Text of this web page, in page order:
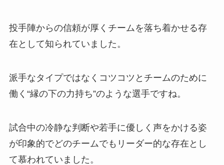
投手陣からの信頼が厚くチームを落ち着かせる存
在として知られていました。
派手なタイプではなくコツコツとチームのために
働く“縁の下の力持ち”のような選手ですね。
試合中の冷静な判断や若手に優しく声をかける姿
が印象的でどのチームでもリーダー的な存在とし
て慕われていました。